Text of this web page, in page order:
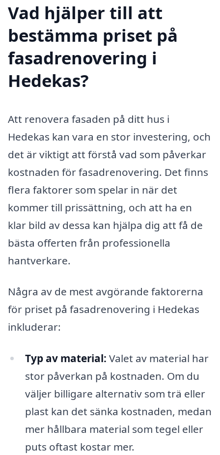
Vad hjälper till att
bestämma priset på
fasadrenovering i
Hedekas?
Att renovera fasaden på ditt hus i
Hedekas kan vara en stor investering, och
det är viktigt att förstå vad som påverkar
kostnaden för fasadrenovering. Det finns
flera faktorer som spelar in när det
kommer till prissättning, och att ha en
klar bild av dessa kan hjälpa dig att få de
bästa offerten från professionella
hantverkare.
Några av de mest avgörande faktorerna
för priset på fasadrenovering i Hedekas
inkluderar:
Typ av material: Valet av material har
stor påverkan på kostnaden. Om du
väljer billigare alternativ som trä eller
plast kan det sänka kostnaden, medan
mer hållbara material som tegel eller
puts oftast kostar mer.